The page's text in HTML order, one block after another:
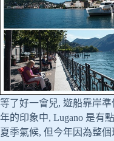
等了好一會兒, 遊船靠岸
年的印象中, Lugano 是有
夏季氣候, 但今年因為整